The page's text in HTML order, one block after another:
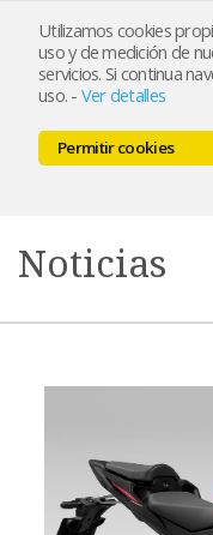
Utilizamos cookies
uso y de medición de
servicios. Si continua
uso. - Ver detalles
Permitir cookies
MENU
Noticias